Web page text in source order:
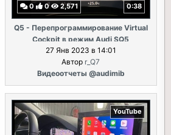
0 0 2,571 0:38
Q5 - Перепрограммирование Virtual
Cockpit в режим Audi SQ5
27 Янв 2023 в 14:01
Автор r_Q7
Видеоотчеты @audimib
YouTube